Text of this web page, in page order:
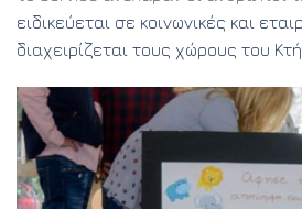
ειδικεύεται σε κοινωνικές και
διαχειρίζεται τους χώρους του